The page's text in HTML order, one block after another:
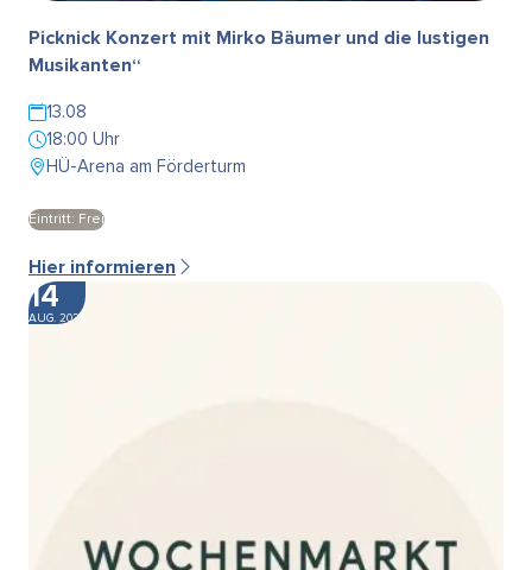
Picknick Konzert mit Mirko Bäumer und die lustigen
Musikanten“
13.08
18:00 Uhr
HÜ-Arena am Förderturm
Eintritt: Frei
Hier informieren
14
AUG. 2026